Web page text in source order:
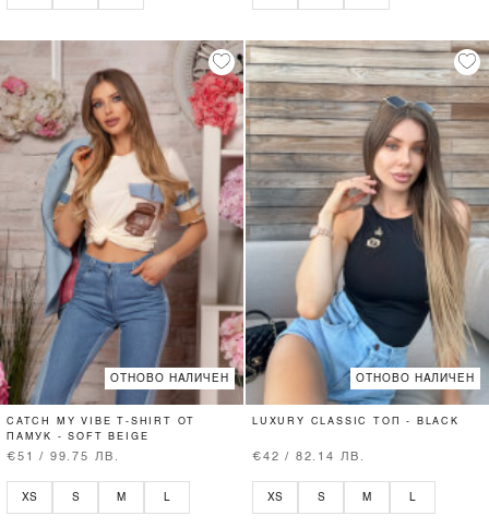
ОТНОВО НАЛИЧЕН
CATCH MY VIBE T-SHIRT ОТ
ПАМУК - SOFT BEIGE
€51 / 99.75 ЛВ.
XS S M L
ОТНОВО НАЛИЧЕН
LUXURY CLASSIC ТОП - BLACK
€42 / 82.14 ЛВ.
XS S M L